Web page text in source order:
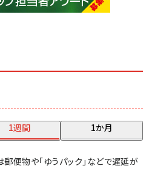
1週間 1か月
便物や「ゆうパック」などで遅延が